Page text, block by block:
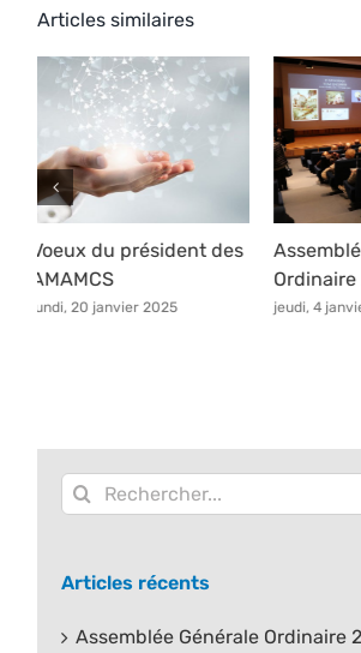
Articles similaires
Assemblée Générale
Ordinaire 2023
jeudi, 4 janvier 2024 mardi, 20
Rechercher:
Articles récents
Assemblée Générale Ordinaire